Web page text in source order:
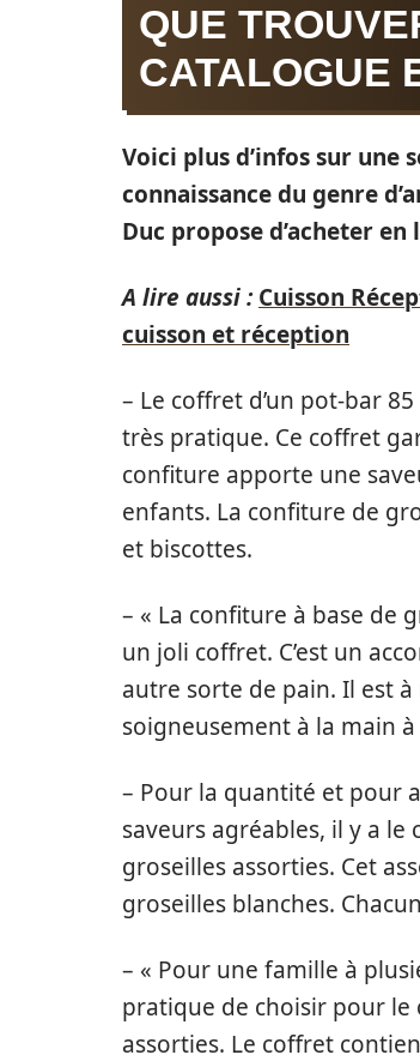
QUE
CATALOGUE
Voici plus d’infos sur
connaissance du genre
Duc propose d’acheter
A lire aussi : Cuisson
cuisson et réception
– Le coffret d’un pot-bar
très pratique. Ce coffret
confiture apporte une
enfants. La confiture de
et biscottes.
– « La confiture à base de
un joli coffret. C’est un
autre sorte de pain. Il est
soigneusement à la main à
– Pour la quantité et pour
saveurs agréables, il y a
groseilles assorties. Cet
groseilles blanches.
– « Pour une famille à
pratique de choisir pour
assorties. Le coffret